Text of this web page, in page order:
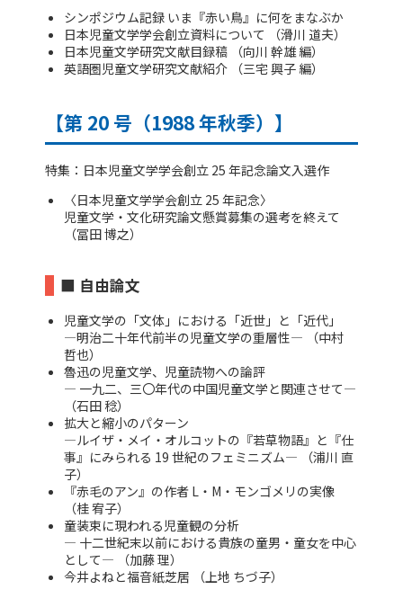
シンポジウム記録 いま『赤い鳥』に何をまなぶか
日本児童文学学会創立資料について （滑川 道夫）
日本児童文学研究文献目録稿 （向川 幹雄 編）
英語圏児童文学研究文献紹介 （三宅 興子 編）
【第 20 号（1988 年秋季）】
特集：日本児童文学学会創立 25 年記念論文入選作
〈日本児童文学学会創立 25 年記念〉
児童文学・文化研究論文懸賞募集の選考を終えて
（冨田 博之）
■ 自由論文
児童文学の「文体」における「近世」と「近代」
―明治二十年代前半の児童文学の重層性― （中村
哲也）
魯迅の児童文学、児童読物への論評
― 一九二、三〇年代の中国児童文学と関連させて―
（石田 稔）
拡大と縮小のパターン
―ルイザ・メイ・オルコットの『若草物語』と『仕
事』にみられる 19 世紀のフェミニズム― （浦川 直
子）
『赤毛のアン』の作者 L・M・モンゴメリの実像
（桂 宥子）
童装束に現われる児童観の分析
― 十二世紀末以前における貴族の童男・童女を中心
として― （加藤 理）
今井よねと福音紙芝居 （上地 ちづ子）